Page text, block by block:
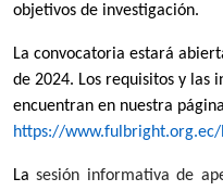
objetivos de investigación.
La convocatoria estará
de 2024. Los requisitos y las
encuentran en nuestra
https://www.fulbright.org.ec/
Lasesión informativa de